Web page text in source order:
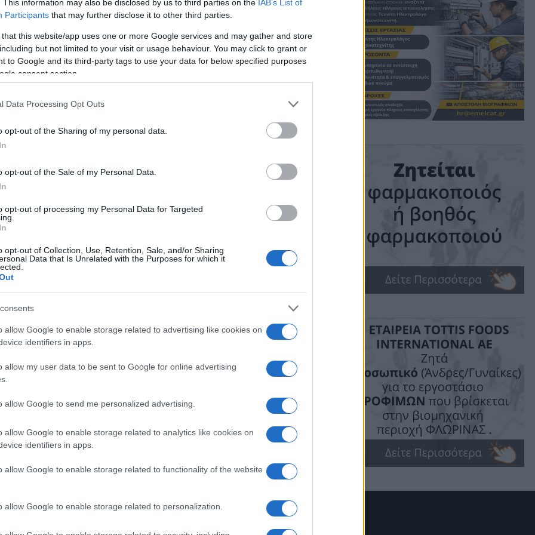
This information may also be disclosed by us to third parties on the IAB’s List of
Participants that may further disclose it to other third parties.
that this website/app uses one or more Google services and may gather and store
but not limited to your visit or usage behaviour. You may click to grant or
to Google and its third-party tags to use your data for below specified purposes
consent section.
Data Processing Opt Outs
opt-out of the Sharing of my personal data.
opt-out of the Sale of my Personal Data.
opt-out of processing my Personal Data for Targeted
opt-out of Collection, Use, Retention, Sale, and/or Sharing
Data that Is Unrelated with the Purposes for which it
allow Google to enable storage related to advertising like cookies on
identifiers in apps.
allow my user data to be sent to Google for online advertising
allow Google to send me personalized advertising.
allow Google to enable storage related to analytics like cookies on
identifiers in apps.
allow Google to enable storage related to functionality of the website
allow Google to enable storage related to personalization.
και Βιώσιμες
στο 1ο Εξάμηνο
– 10 Απριλίου 2026. Το έργο
για Ανθεκτική
και Βιώσιμες Λύσεις (CERES),
από την Ευρωπαϊκή
πλαίσιο του Προγράμματος Interreg
σηματοδότησε ένα σημαντικό
Μαγιόρκα με τη 2η Συνάντηση
στις 7 Απριλίου 2026,
από τη συμμετοχή του στην
τις Ηλιακές Τεχνολογίες και τα Μίνι